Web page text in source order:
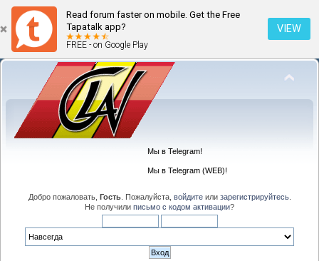
Read forum faster on mobile. Get the Free
Tapatalk app?
FREE - on Google Play
VIEW
Мы в Telegram!
Мы в Telegram (WEB)!
Добро пожаловать, Гость. Пожалуйста, войдитеили зарегистрируйтесь.
Не получили письмо с кодом активации?